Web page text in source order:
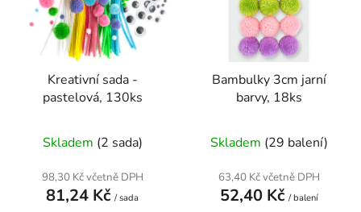
Kreativní sada -
pastelová, 130ks
Skladem (2 sada)
98,30 Kč včetně DPH
81,24 Kč / sada
Bambulky 3cm jarní
barvy, 18ks
Skladem (29 balení)
63,40 Kč včetně DPH
52,40 Kč / balení